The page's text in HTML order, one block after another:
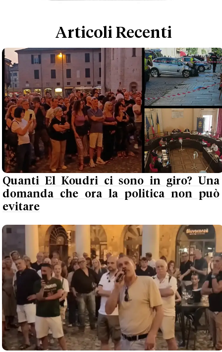
Articoli Recenti
Quanti El Koudri ci sono in giro? Una
domanda che ora la politica non può
evitare